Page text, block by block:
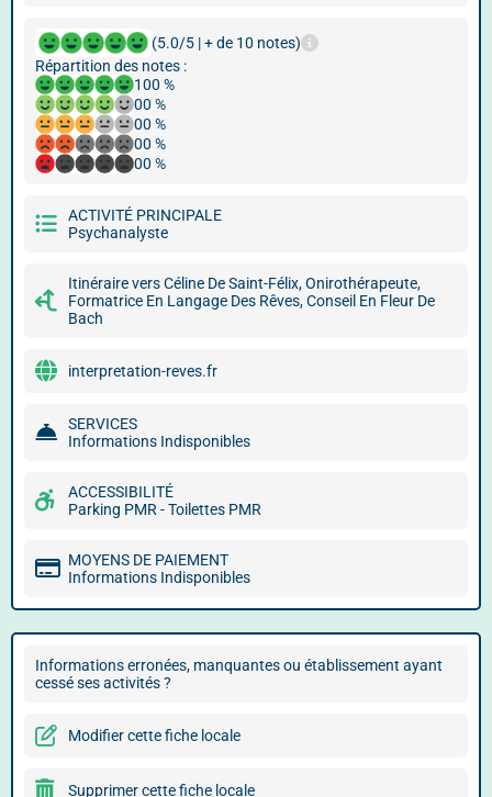
(5.0/5 | + de 10 notes)
Répartition des notes :
100 %
00 %
00 %
00 %
00 %
ACTIVITÉ PRINCIPALE
Psychanalyste
Itinéraire vers Céline De Saint-Félix, Onirothérapeute,
Formatrice En Langage Des Rêves, Conseil En Fleur De
Bach
interpretation-reves.fr
SERVICES
Informations Indisponibles
ACCESSIBILITÉ
Parking PMR - Toilettes PMR
MOYENS DE PAIEMENT
Informations Indisponibles
Informations erronées, manquantes ou établissement ayant
cessé ses activités ?
Modifier cette fiche locale
Supprimer cette fiche locale